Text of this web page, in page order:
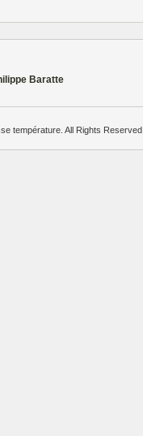
Baratte
température. All Rights Reserved.